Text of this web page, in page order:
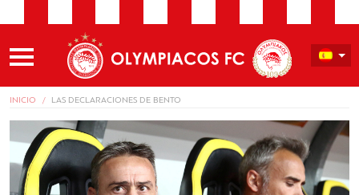
INICIO LAS DECLARACIONES DE BENTO